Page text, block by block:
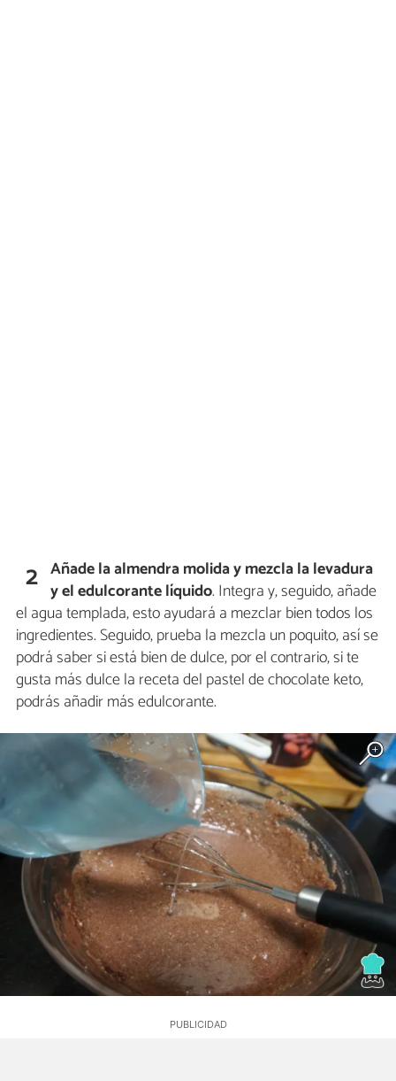
2 Añade la almendra molida y mezcla la levadura
y el edulcorante líquido. Integra y, seguido, añade
el agua templada, esto ayudará a mezclar bien todos los
ingredientes. Seguido, prueba la mezcla un poquito, así se
podrá saber si está bien de dulce, por el contrario, si te
gusta más dulce la receta del pastel de chocolate keto,
podrás añadir más edulcorante.